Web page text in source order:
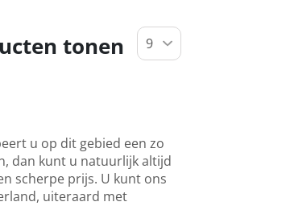
tonen
u op dit gebied een zo
dan kunt u natuurlijk altijd
scherpe prijs. U kunt ons
uiteraard met